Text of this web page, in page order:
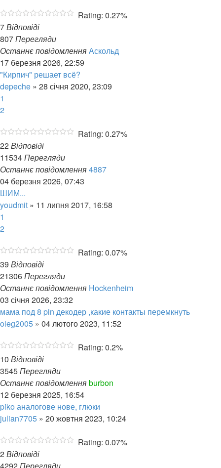
Rating: 0.27%
7Відповіді
807Перегляди
Останнє повідомленняАскольд
17 березня 2026, 22:59
"Кирпич" решает всё?
depeche » 28 січня 2020, 23:09
1
2
Rating: 0.27%
22Відповіді
11534Перегляди
Останнє повідомлення4887
04 березня 2026, 07:43
ШИМ...
youdmit » 11 липня 2017, 16:58
1
2
Rating: 0.07%
39 Відповіді
21306Перегляди
Останнє повідомлення Hockenheim
03 січня 2026, 23:32
мама под 8 pin декодер ,какие контакты перемкнуть
oleg2005 » 04 лютого 2023, 11:52
Rating: 0.2%
10 Відповіді
3545Перегляди
Останнє повідомленняburbon
12 березня 2025, 16:54
piko аналогове нове, глюки
julian7705 » 20 жовтня 2023, 10:24
Rating: 0.07%
2Відповіді